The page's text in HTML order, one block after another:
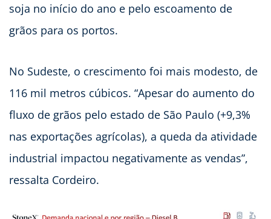
soja no início do ano e pelo escoamento de
grãos para os portos.
No Sudeste, o crescimento foi mais modesto, de
116 mil metros cúbicos. “Apesar do aumento do
fluxo de grãos pelo estado de São Paulo (+9,3%
nas exportações agrícolas), a queda da atividade
industrial impactou negativamente as vendas”,
ressalta Cordeiro.